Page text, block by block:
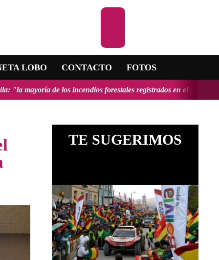
LOBO CONTACTO FOTOS
incendios forestales registrados en el país fueron provocados
TE SUGERIMOS